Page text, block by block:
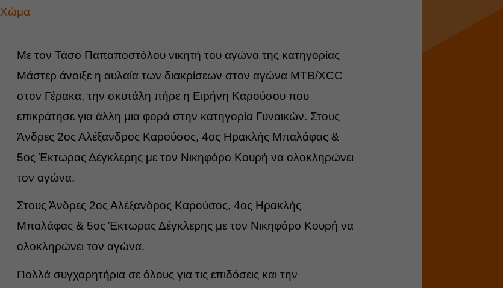
Χώμα
Με τον Τάσο Παπαποστόλου νικητή του αγώνα της κατηγορίας
Μάστερ άνοιξε η αυλαία των διακρίσεων στον αγώνα MTB/XCC
στον Γέρακα, την σκυτάλη πήρε η Ειρήνη Καρούσου που
επικράτησε για άλλη μια φορά στην κατηγορία Γυναικών. Στους
Άνδρες 2ος Αλέξανδρος Καρούσος, 4ος Ηρακλής Μπαλάφας &
5ος Έκτωρας Δέγκλερης με τον Νικηφόρο Κουρή να ολοκληρώνει
τον αγώνα.
Στους Άνδρες 2ος Αλέξανδρος Καρούσος, 4ος Ηρακλής
Μπαλάφας & 5ος Έκτωρας Δέγκλερης με τον Νικηφόρο Κουρή να
ολοκληρώνει τον αγώνα.
Πολλά συγχαρητήρια σε όλους για τις επιδόσεις και την